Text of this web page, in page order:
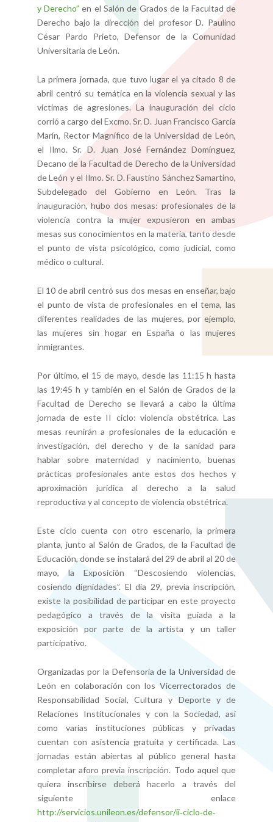
y Derecho” en el Salón de Grados de la Facultad de
Derecho bajo la dirección del profesor D. Paulino
César Pardo Prieto, Defensor de la Comunidad
Universitaria de León.
La primera jornada, que tuvo lugar el ya citado 8 de
abril centró su temática en la violencia sexual y las
víctimas de agresiones. La inauguración del ciclo
corrió a cargo del Excmo. Sr. D. Juan Francisco García
Marín, Rector Magnífico de la Universidad de León,
el Ilmo. Sr. D. Juan José Fernández Domínguez,
Decano de la Facultad de Derecho de la Universidad
de León y el Ilmo. Sr. D. Faustino Sánchez Samartino,
Subdelegado del Gobierno en León. Tras la
inauguración, hubo dos mesas: profesionales de la
violencia contra la mujer expusieron en ambas
mesas sus conocimientos en la materia, tanto desde
el punto de vista psicológico, como judicial, como
médico o cultural.
El 10 de abril centró sus dos mesas en enseñar, bajo
el punto de vista de profesionales en el tema, las
diferentes realidades de las mujeres, por ejemplo,
las mujeres sin hogar en España o las mujeres
inmigrantes.
Por último, el 15 de mayo, desde las 11:15 h hasta
las 19:45 h y también en el Salón de Grados de la
Facultad de Derecho se llevará a cabo la última
jornada de este II ciclo: violencia obstétrica. Las
mesas reunirán a profesionales de la educación e
investigación, del derecho y de la sanidad para
hablar sobre maternidad y nacimiento, buenas
prácticas profesionales ante estos dos hechos y
aproximación jurídica al derecho a la salud
reproductiva y al concepto de violencia obstétrica.
Este ciclo cuenta con otro escenario, la primera
planta, junto al Salón de Grados, de la Facultad de
Educación, donde se instalará del 29 de abril al 20 de
mayo, la Exposición “Descosiendo violencias,
cosiendo dignidades”. El día 29, previa inscripción,
existe la posibilidad de participar en este proyecto
pedagógico a través de la visita guiada a la
exposición por parte de la artista y un taller
participativo.
Organizadas por la Defensoría de la Universidad de
León en colaboración con los Vicerrectorados de
Responsabilidad Social, Cultura y Deporte y de
Relaciones Institucionales y con la Sociedad, así
como varias instituciones públicas y privadas
cuentan con asistencia gratuita y certificada. Las
jornadas están abiertas al público general hasta
completar aforo previa inscripción. Todo aquel que
quiera inscribirse deberá hacerlo a través del
siguiente enlace
http://servicios.unileon.es/defensor/ii‐ciclo‐de‐